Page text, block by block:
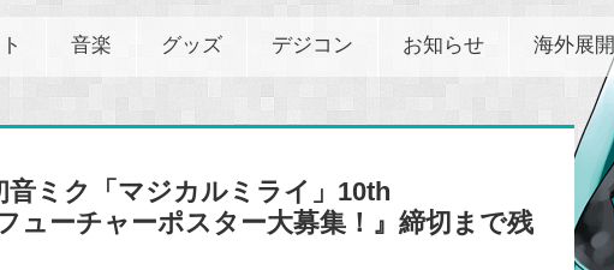
音楽 グッズ デジコン お知らせ 海外展開
音ミク「マジカルミライ」10th
ューチャーポスター大募集！』締切まで残